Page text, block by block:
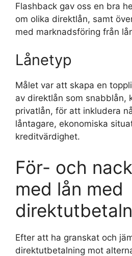
Flashback gav oss en bra
om olika direktlån, samt
med marknadsföring från
Lånetyp
Målet var att skapa en
av direktlån som snabblån,
privatlån, för att inkludera
låntagare, ekonomiska
kreditvärdighet.
För- och
med lån med
Efter att ha granskat och
direktutbetalning mot